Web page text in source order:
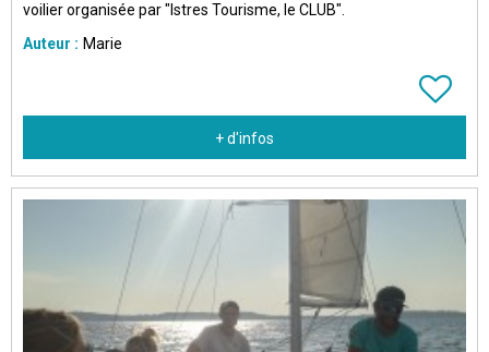
voilier organisée par "Istres Tourisme, le CLUB".
Auteur : Marie
+ d'infos